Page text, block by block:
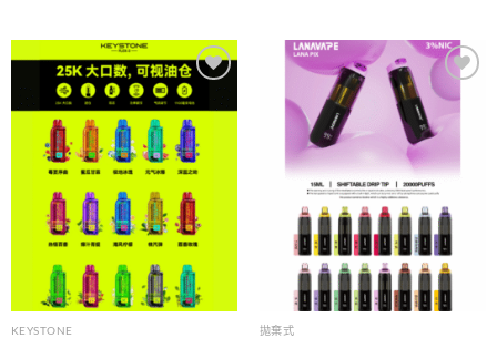
Add to
wishlist
KEYSTONE
Add to
wishlist
拋棄式